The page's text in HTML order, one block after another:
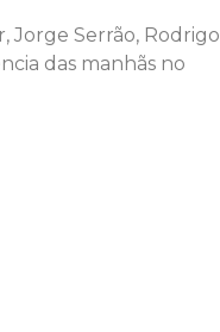
Jorge Serrão, Rodrigo
das manhãs no